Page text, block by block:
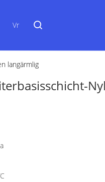
Vr
langärmlig